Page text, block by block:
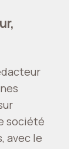
société
avec le